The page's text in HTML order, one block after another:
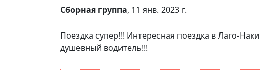
Сборная группа, 11 янв. 2023 г.
Поездка супер!!! Интересная поездка в Лаго-
душевный водитель!!!